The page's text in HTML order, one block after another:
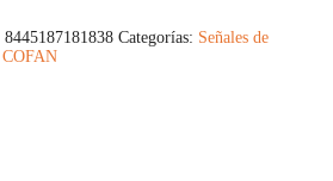
8445187181838 Categorías: Señales de
COFAN